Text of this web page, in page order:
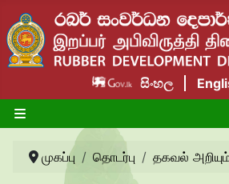
සිංහල
முகப்பு தொடர்பு தகவல்